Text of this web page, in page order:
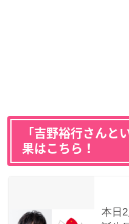
「吉野裕行さんと
果はこちら！